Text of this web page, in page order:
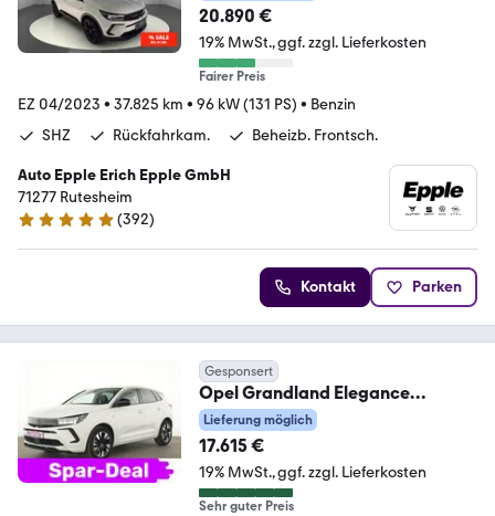
20.890 €
19% MwSt. ggf. zzgl. Lieferkosten
Fairer Preis
EZ 04/2023 • 37.825 km • 96 kW (131 PS) • Benzin
SHZ
Rückfahrkam. Beheizb. Frontsch.
Auto Epple Erich Epple GmbH
71277 Rutesheim
4.9 Sterne
(392)
Kontakt Parken
Gesponsert
Opel Grandland Elegance
ACC|Navi|360°Kamera|Ergositz
Lieferung möglich
17.615 €
19% MwSt. ggf. zzgl. Lieferkosten
Sehr guter Preis